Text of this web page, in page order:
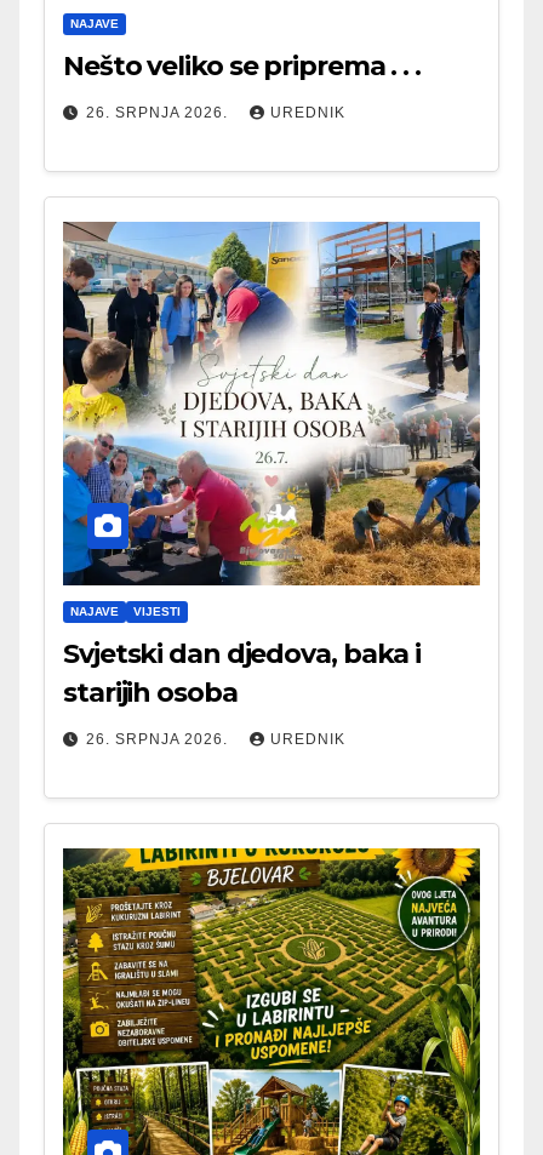
NAJAVE
Nešto veliko se priprema . . .
26. SRPNJA 2026. UREDNIK
NAJAVE VIJESTI
Svjetski dan djedova, baka i
starijih osoba
26. SRPNJA 2026. UREDNIK